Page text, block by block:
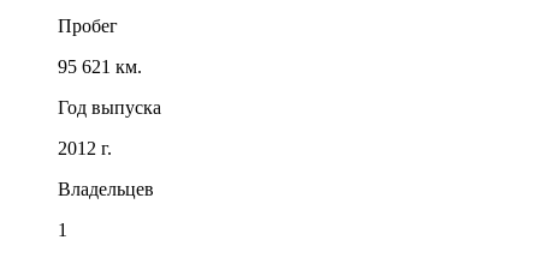
Пробег
95 621 км.
Год выпуска
2012 г.
Владельцев
1